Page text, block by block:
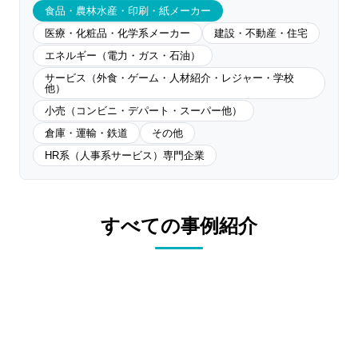
食品・農林水産・印刷・紙メーカー
医療・化粧品・化学系メーカー
建設・不動産・住宅
エネルギー（電力・ガス・石油）
サービス（外食・ゲーム・人材紹介・レジャー・学校
他）
小売（コンビニ・デパート・スーパー他）
倉庫・運輸・鉄道
その他
HR系（人事系サービス）専門企業
すべての事例紹介